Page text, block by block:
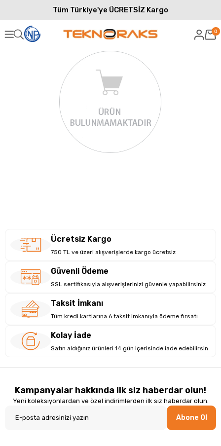
Tüm Türkiye'ye ÜCRETSİZ Kargo
0
Ücretsiz Kargo
750 TL ve üzeri alışverişlerde kargo ücretsiz
Güvenli Ödeme
SSL sertifikasıyla alışverişlerinizi güvenle yapabilirsiniz
Taksit İmkanı
Tüm kredi kartlarına 6 taksit imkanıyla ödeme fırsatı
Kolay İade
Satın aldığınız ürünleri 14 gün içerisinde iade edebilirsin
Kampanyalar hakkında ilk siz haberdar olun!
Yeni koleksiyonlardan ve özel indirimlerden ilk siz haberdar olun.
Abone Ol